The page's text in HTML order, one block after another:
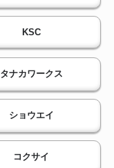
KSC
タナカワークス
ショウエイ
コクサイ